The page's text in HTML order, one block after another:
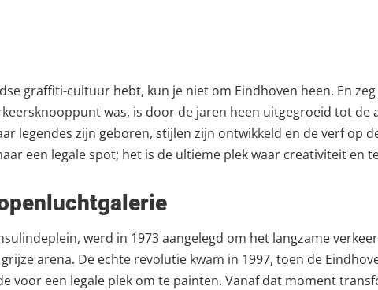
graffiti-cultuur hebt, kun je niet om Eindhoven heen. En
was, is door de jaren heen uitgegroeid tot de
legendes zijn geboren, stijlen zijn ontwikkeld en de verf op
een legale spot; het is de ultieme plek waar creativiteit en
werd in 1973 aangelegd om het langzame
arena. De echte revolutie kwam in 1997, toen de
voor een legale plek om te painten. Vanaf dat moment